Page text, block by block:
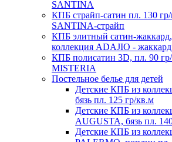
SANTINA
КПБ страйп-сатин пл. 130
SANTINA-страйп
КПБ элитный сатин-
коллекция ADAJIO - жаккард
КПБ полисатин 3D, пл. 90
MISTERIA
Постельное белье для детей
Детские КПБ из
бязь пл. 125 гр/кв.м
Детские КПБ из
AUGUSTA, бязь пл.
Детские КПБ из